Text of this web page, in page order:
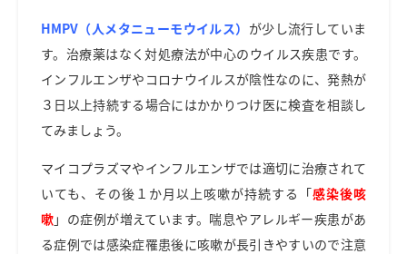
HMPV（人メタニューモウイルス） が少し流行していま
す。治療薬はなく対処療法が中心のウイルス疾患です。
インフルエンザやコロナウイルスが陰性なのに、発熱が
３日以上持続する場合にはかかりつけ医に検査を相談し
てみましょう。
マイコプラズマやインフルエンザでは適切に治療されて
いても、その後１か月以上咳嗽が持続する「感染後咳
嗽」の症例が増えています。喘息やアレルギー疾患があ
る症例では感染症罹患後に咳嗽が長引きやすいので注意